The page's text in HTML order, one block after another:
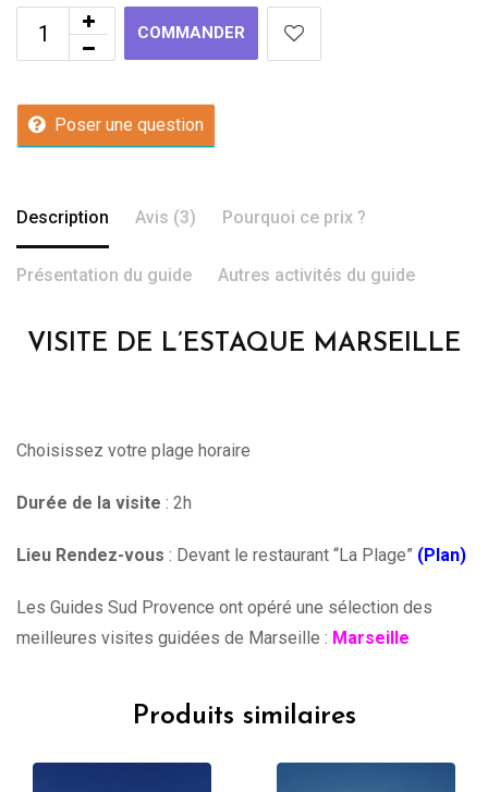
COMMANDER
Poser une question
Description Avis (3) Pourquoi ce prix ?
Présentation du guide Autres activités du guide
VISITE DE L’ESTAQUE MARSEILLE
Choisissez votre plage horaire
Durée de la visite : 2h
Lieu Rendez-vous : Devant le restaurant “La Plage” (Plan)
Les Guides Sud Provence ont opéré une sélection des
meilleures visites guidées de Marseille : Marseille
Produits similaires